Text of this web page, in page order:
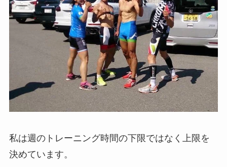
私は週のトレーニング時間の下限ではなく上限を
決めています。